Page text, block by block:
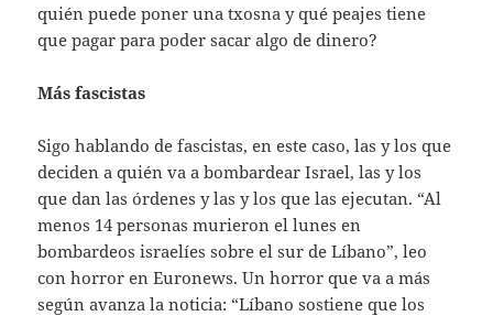
quién puede poner una txosna y qué peajes tiene
que pagar para poder sacar algo de dinero?
Más fascistas
Sigo hablando de fascistas, en este caso, las y los que
deciden a quién va a bombardear Israel, las y los
que dan las órdenes y las y los que las ejecutan. “Al
menos 14 personas murieron el lunes en
bombardeos israelíes sobre el sur de Líbano”, leo
con horror en Euronews. Un horror que va a más
según avanza la noticia: “Líbano sostiene que los